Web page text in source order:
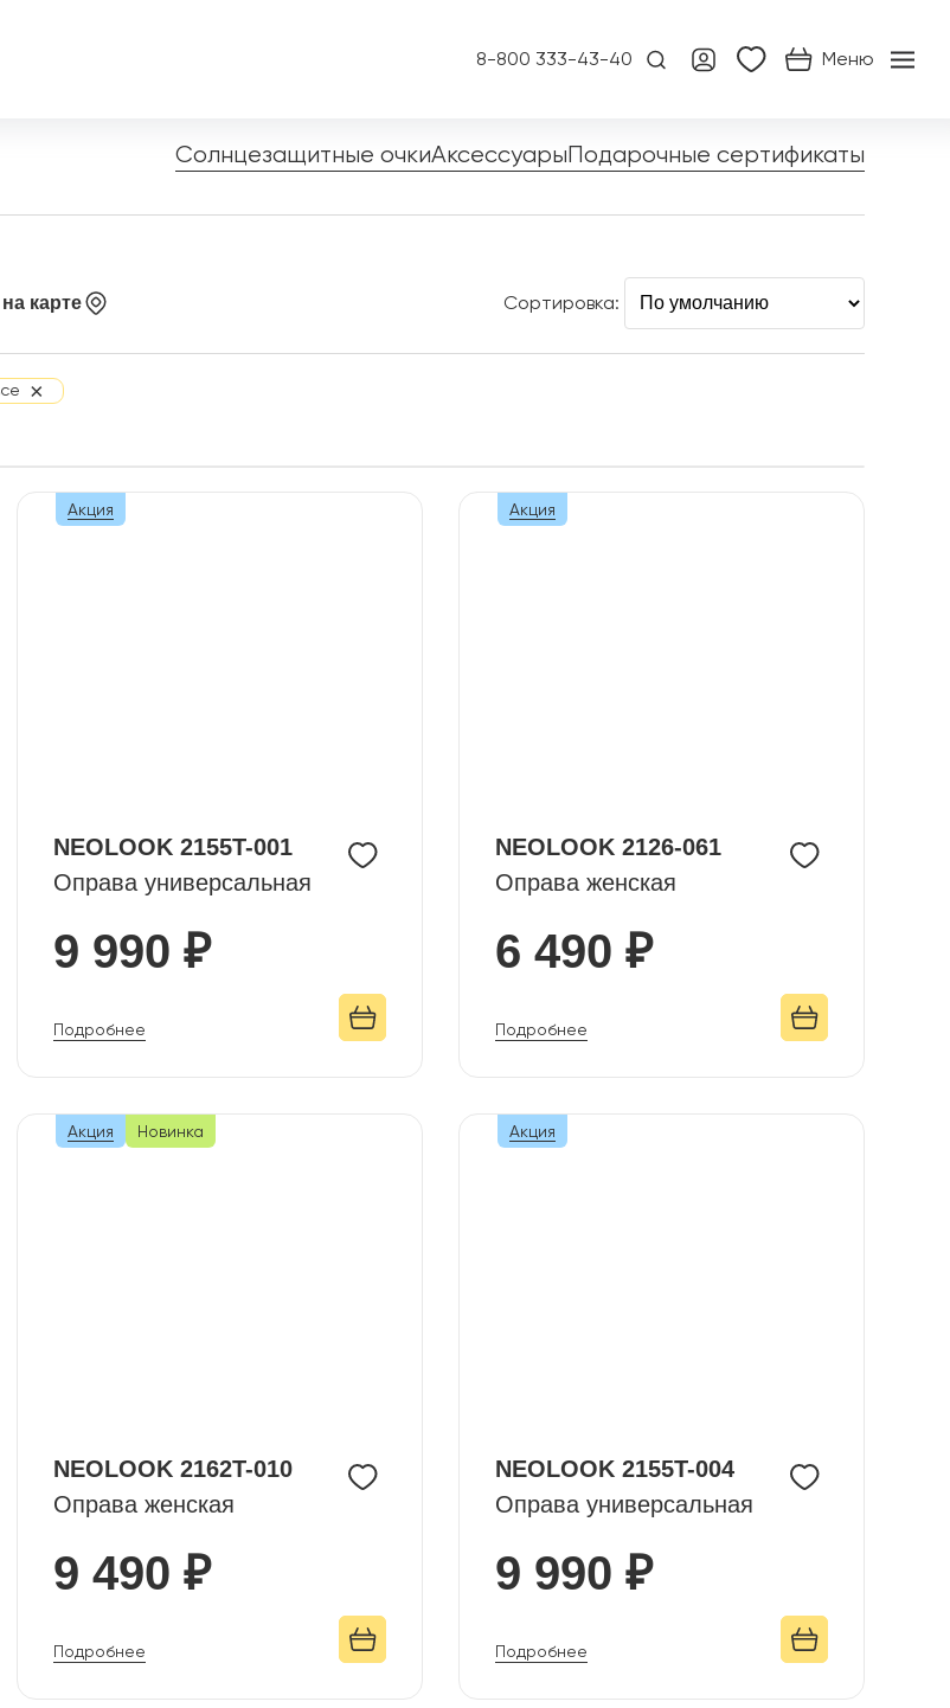
8-800 333-43-40 Меню
Солнцезащитные очкиАксессуарыПодарочные сертификаты
карте Сортировка:
×
NEOLOOK 2155T-001
Оправа универсальная
9 990 ₽
Подробнее
Акция
NEOLOOK 2126-061
Оправа женская
6 490 ₽
Подробнее
Акция
NEOLOOK 2162T-010
Оправа женская
9 490 ₽
Подробнее
Акция Новинка
NEOLOOK 2155T-004
Оправа универсальная
9 990 ₽
Подробнее
Акция